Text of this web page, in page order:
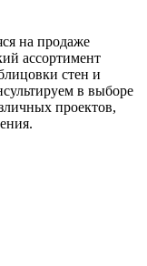
на продаже
ассортимент
стен и
в выборе
проектов,